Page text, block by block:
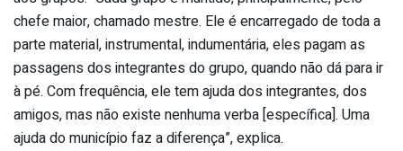
chefe maior, chamado mestre. Ele é encarregado de toda a
parte material, instrumental, indumentária, eles pagam as
passagens dos integrantes do grupo, quando não dá para ir
à pé. Com frequência, ele tem ajuda dos integrantes, dos
amigos, mas não existe nenhuma verba [específica]. Uma
ajuda do município faz a diferença”, explica.